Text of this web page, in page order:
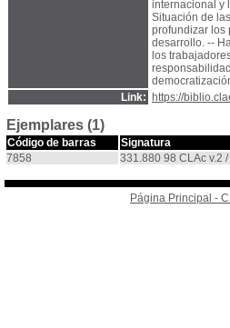
internacional y
Situación de
profundizar los
desarrollo. --
los
Link:
https://
Ejemplares (1)
Código de barras
Signatura
7858
331.880 98 CLAc v.2
Página Principal -